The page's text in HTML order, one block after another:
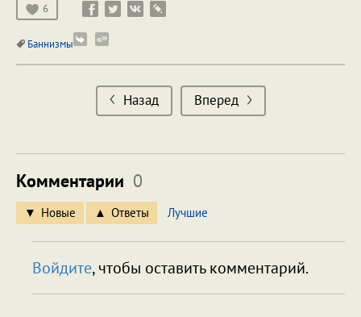
6
Баннизмы
Назад Вперед
Комментарии 0
Новые Ответы Лучшие
Войдите, чтобы оставить комментарий.